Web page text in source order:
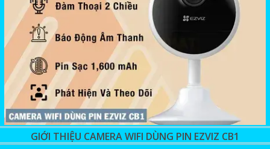
GIỚI THIỆU CAMERA WIFI DÙNG PIN EZVIZ CB1